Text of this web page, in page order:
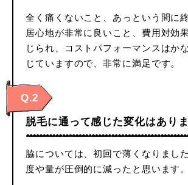
全く痛くないこと、あっという間に
居心地が非常に良いこと、費用対効
じられ、コストパフォーマンスはか
じていますので、非常に満足です。
Q.2
脱毛に通って感じた変化はあり
脇については、初回で薄くなりまし
度や量が圧倒的に減ったと思います。